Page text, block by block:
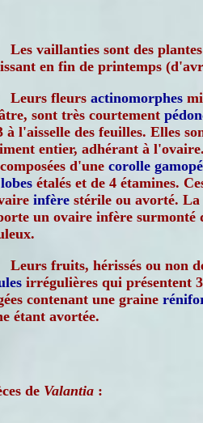
Les vaillanties sont des
en fin de printemps
Leurs fleurs actinomorphes
sont très courtement
à l'aisselle des feuilles. Elles
entier, adhérant à
d'une corolle
lobes étalés et de 4 étamines.
infère stérile ou avorté.
un ovaire infère
Leurs fruits, hérissés ou non
irrégulières qui présentent
contenant une graine
étant avortée.
de Valantia :